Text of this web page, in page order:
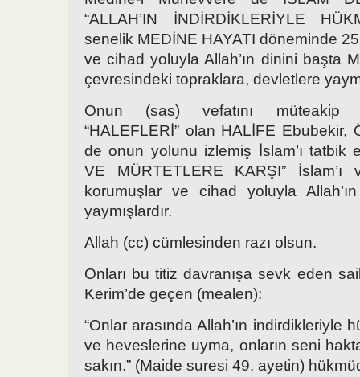
“ALLAH’IN İNDİRDİKLERİYLE
senelik MEDİNE HAYATI döneminde 25
ve cihad yoluyla Allah’ın dinini başta
çevresindeki topraklara, devletlere
Onun (sas) vefatını müteakip
“HALEFLERİ” olan HALİFE Ebubekir,
de onun yolunu izlemiş İslam’ı tatbik
VE MÜRTETLERE KARŞI” İslam’ı
korumuşlar ve cihad yoluyla
yaymışlardır.
Allah (cc) cümlesinden razı olsun.
Onları bu titiz davranışa sevk eden
Kerim’de geçen (mealen):
“Onlar arasında Allah’ın indirdikleriyle
ve heveslerine uyma, onların seni
sakın.” (Maide suresi 49. ayetin)